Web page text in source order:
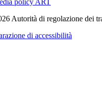
policy ART
Autorità di regolazione dei
di accessibilità